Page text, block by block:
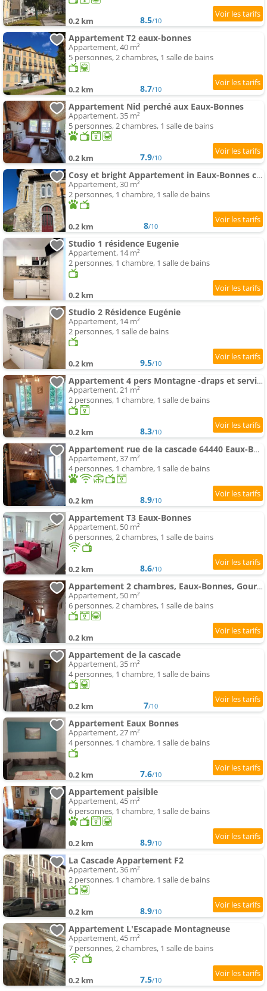
0.2 km 8.5/10
Appartement T2 eaux-bonnes
Appartement, 40 m²
5 personnes, 2 chambres, 1 salle de bains
0.2 km 8.7/10
Appartement Nid perché aux Eaux-Bonnes
Appartement, 35 m²
5 personnes, 2 chambres, 1 salle de bains
0.2 km 7.9/10
Cosy et bright Appartement in Eaux-Bonnes center
Appartement, 30 m²
2 personnes, 1 chambre, 1 salle de bains
0.2 km 8/10
Studio 1 résidence Eugenie
Appartement, 14 m²
2 personnes, 1 chambre, 1 salle de bains
0.2 km
Studio 2 Résidence Eugénie
Appartement, 14 m²
2 personnes, 1 salle de bains
0.2 km 9.5/10
Appartement 4 pers Montagne -draps et serviettes non fournis-
Appartement, 21 m²
2 personnes, 1 chambre, 1 salle de bains
0.2 km 8.3/10
Appartement rue de la cascade 64440 Eaux-Bonnes
Appartement, 37 m²
4 personnes, 1 chambre, 1 salle de bains
0.2 km 8.9/10
Appartement T3 Eaux-Bonnes
Appartement, 50 m²
6 personnes, 2 chambres, 1 salle de bains
0.2 km 8.6/10
Appartement 2 chambres, Eaux-Bonnes, Gourette
Appartement, 50 m²
6 personnes, 2 chambres, 1 salle de bains
0.2 km
Appartement de la cascade
Appartement, 35 m²
4 personnes, 1 chambre, 1 salle de bains
0.2 km 7/10
Appartement Eaux Bonnes
Appartement, 27 m²
4 personnes, 1 chambre, 1 salle de bains
0.2 km 7.6/10
Appartement paisible
Appartement, 45 m²
6 personnes, 1 chambre, 1 salle de bains
0.2 km 8.9/10
La Cascade Appartement F2
Appartement, 36 m²
2 personnes, 1 chambre, 1 salle de bains
0.2 km 8.9/10
Appartement L'Escapade Montagneuse
Appartement, 45 m²
7 personnes, 2 chambres, 1 salle de bains
0.2 km 7.5/10